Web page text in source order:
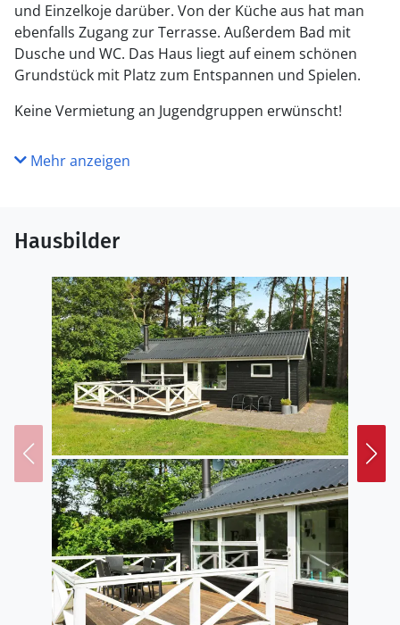
und Einzelkoje darüber. Von der Küche aus hat man
ebenfalls Zugang zur Terrasse. Außerdem Bad mit
Dusche und WC. Das Haus liegt auf einem schönen
Grundstück mit Platz zum Entspannen und Spielen.
Keine Vermietung an Jugendgruppen erwünscht!
Mehr anzeigen
Hausbilder